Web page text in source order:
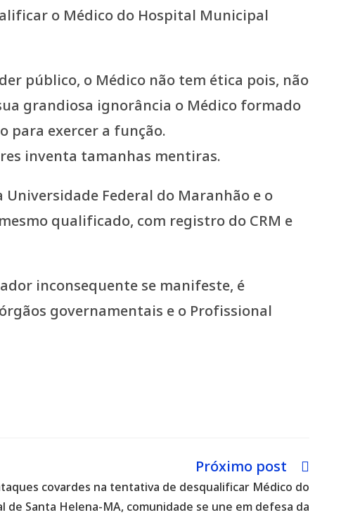
o Médico do Hospital Municipal
público, o Médico não tem ética pois, não
grandiosa ignorância o Médico formado
para exercer a função.
inventa tamanhas mentiras.
Universidade Federal do Maranhão e o
qualificado, com registro do CRM e
inconsequente se manifeste, é
governamentais e o Profissional
Próximo post
covardes na tentativa de desqualificar Médico do
de Santa Helena-MA, comunidade se une em defesa da